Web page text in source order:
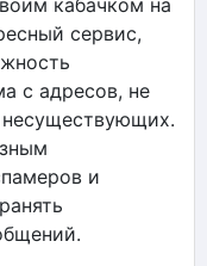
сервис,
с адресов, не
и